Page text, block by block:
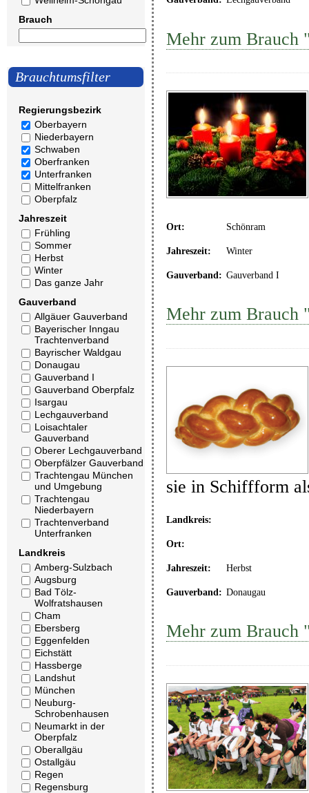
Brauch
Brauchtumsfilter
Regierungsbezirk
Oberbayern
Niederbayern
Schwaben
Oberfranken
Unterfranken
Mittelfranken
Oberpfalz
Jahreszeit
Frühling
Sommer
Herbst
Winter
Das ganze Jahr
Gauverband
Allgäuer Gauverband
Bayerischer Inngau
Trachtenverband
Bayrischer Waldgau
Donaugau
Gauverband I
Gauverband Oberpfalz
Isargau
Lechgauverband
Loisachtaler
Gauverband
Oberer Lechgauverband
Oberpfälzer Gauverband
Trachtengau München
und Umgebung
Trachtengau
Niederbayern
Trachtenverband
Unterfranken
Landkreis
Amberg-Sulzbach
Augsburg
Bad Tölz-
Wolfratshausen
Cham
Ebersberg
Eggenfelden
Eichstätt
Hassberge
Landshut
München
Neuburg-
Schrobenhausen
Neumarkt in der
Oberpfalz
Oberallgäu
Ostallgäu
Regen
Regensburg
Mehr zum Brauch
Ort: Schönram
Jahreszeit: Winter
Gauverband: Gauverband I
Mehr zum Brauch
sie in Schiffform
Landkreis:
Ort:
Jahreszeit: Herbst
Gauverband: Donaugau
Mehr zum Brauch